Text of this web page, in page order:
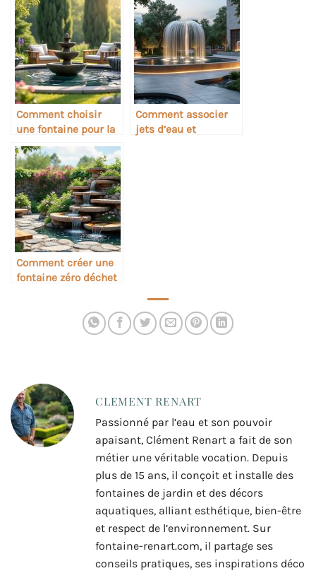
focal déco
fontaine
Comment choisir
une fontaine pour la
relaxation sonore
Comment associer
jets d’eau et
Comment créer une
fontaine zéro déchet
CLEMENT RENART
Passionné par l’eau et son pouvoir
apaisant, Clément Renart a fait de son
métier une véritable vocation. Depuis
plus de 15 ans, il conçoit et installe des
fontaines de jardin et des décors
aquatiques, alliant esthétique, bien-être
et respect de l’environnement. Sur
fontaine-renart.com, il partage ses
conseils pratiques, ses inspirations déco